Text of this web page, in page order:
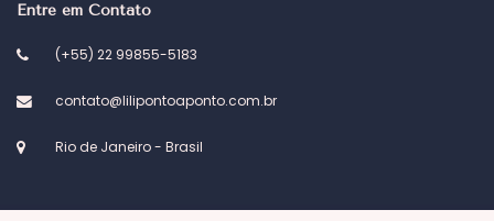
Entre em Contato
(+55) 22 99855-5183
contato@lilipontoaponto.com.br
Rio de Janeiro - Brasil